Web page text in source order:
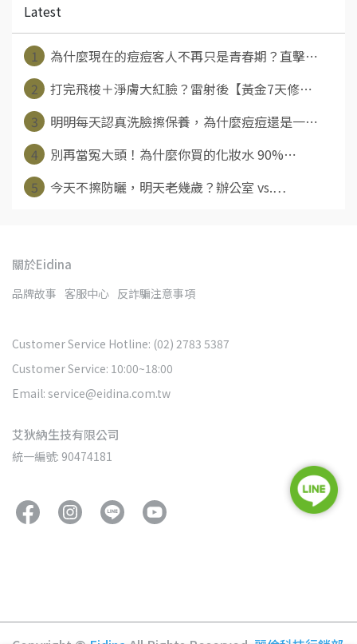
Latest
1
為什麼現在的痘痘客人不再只是青春期？直擊⋯
2
打完飛梭＋淨膚大紅臉？雷射後【黃金7天修⋯
3
明明每天認真洗臉擦保養，為什麼痘痘還是一⋯
4
別再當冤大頭！為什麼你買的化妝水 90%⋯
5
今天不擦防曬，明天老幾歲？辦公室 vs.⋯
關於Eidina
品牌故事 客服中心 反詐騙注意事項
Customer Service Hotline: (02) 2783 5387
Customer Service: 10:00~18:00
Email: service@eidina.com.tw
艾狄納生技有限公司
統一編號: 90474181